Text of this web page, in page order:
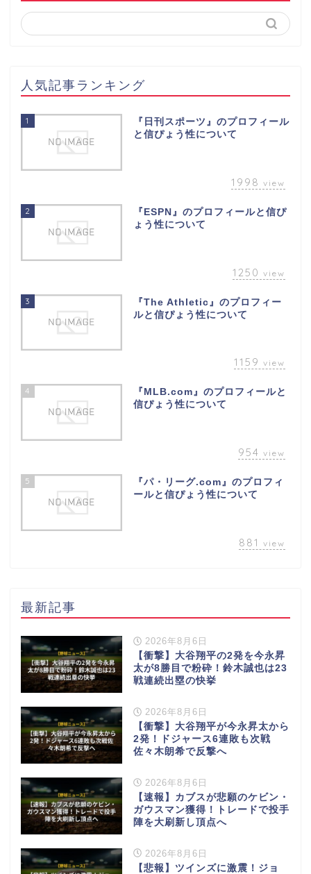
人気記事ランキング
1
『日刊スポーツ』のプロフィール
と信ぴょう性について
1998 view
2
『ESPN』のプロフィールと信ぴ
ょう性について
1250 view
3
『The Athletic』のプロフィー
ルと信ぴょう性について
1159 view
4
『MLB.com』のプロフィールと
信ぴょう性について
954 view
5
『パ・リーグ.com』のプロフィ
ールと信ぴょう性について
881 view
最新記事
2026年8月6日
【衝撃】大谷翔平の2発を今永昇
太が8勝目で粉砕！鈴木誠也は23
戦連続出塁の快挙
2026年8月6日
【衝撃】大谷翔平が今永昇太から
2発！ドジャース6連敗も次戦
佐々木朗希で反撃へ
2026年8月6日
【速報】カブスが悲願のケビン・
ガウスマン獲得！トレードで投手
陣を大刷新し頂点へ
2026年8月6日
【悲報】ツインズに激震！ジョ